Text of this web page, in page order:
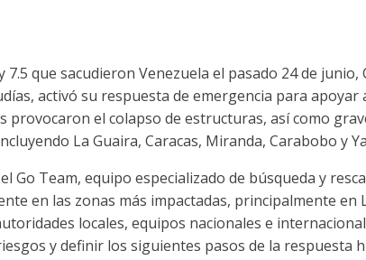
que sacudieron Venezuela el pasado 24 de junio,
activó su respuesta de emergencia para apoyar
el colapso de estructuras, así como
La Guaira, Caracas, Miranda, Carabobo y
Team, equipo especializado de búsqueda y
en las zonas más impactadas, principalmente en
locales, equipos nacionales e
y definir los siguientes pasos de la respuesta